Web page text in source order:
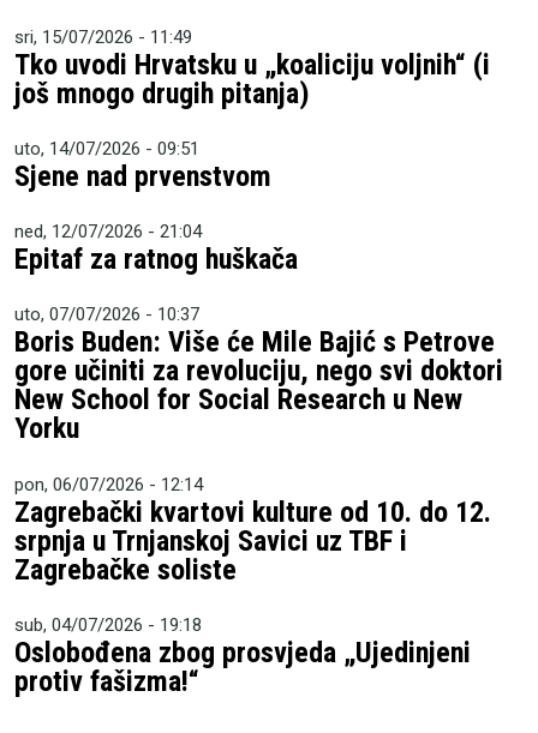
sri, 15/07/2026 - 11:49
Tko uvodi Hrvatsku u „koaliciju voljnih“ (i
još mnogo drugih pitanja)
uto, 14/07/2026 - 09:51
Sjene nad prvenstvom
ned, 12/07/2026 - 21:04
Epitaf za ratnog huškača
uto, 07/07/2026 - 10:37
Boris Buden: Više će Mile Bajić s Petrove
gore učiniti za revoluciju, nego svi doktori
New School for Social Research u New
Yorku
pon, 06/07/2026 - 12:14
Zagrebački kvartovi kulture od 10. do 12.
srpnja u Trnjanskoj Savici uz TBF i
Zagrebačke soliste
sub, 04/07/2026 - 19:18
Oslobođena zbog prosvjeda „Ujedinjeni
protiv fašizma!“